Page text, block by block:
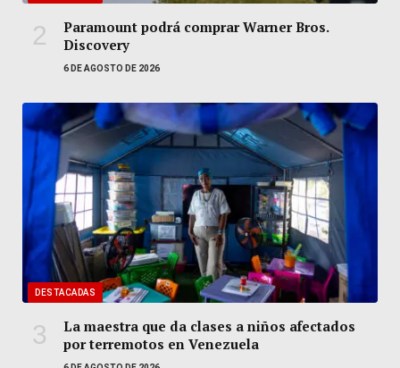
Paramount podrá comprar Warner Bros.
Discovery
6 DE AGOSTO DE 2026
DESTACADAS
La maestra que da clases a niños afectados
por terremotos en Venezuela